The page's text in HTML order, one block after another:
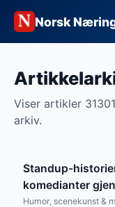
Norsk
Viser artikler
arkiv.
Standup-
komedianter
Humor, scenekunst &